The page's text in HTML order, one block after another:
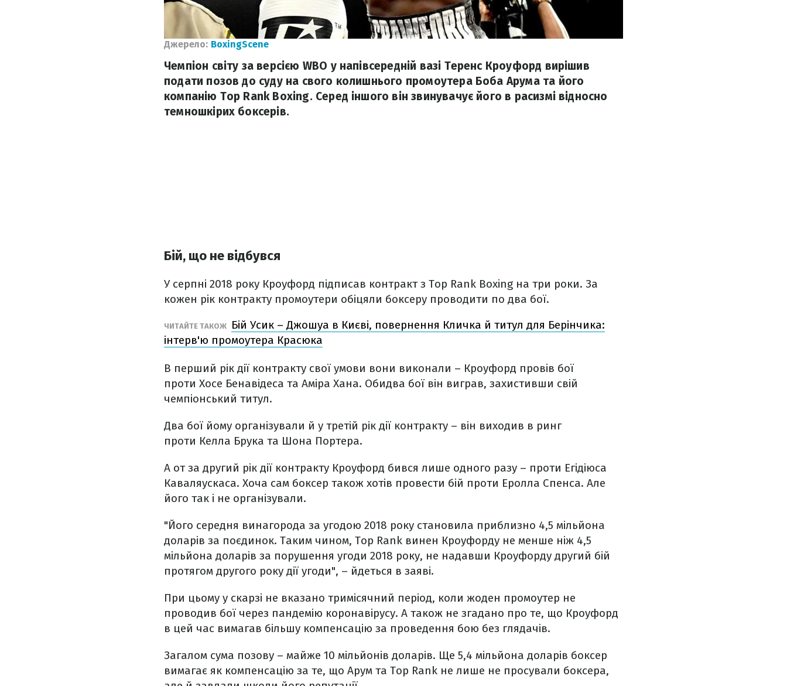
Джерело: BoxingScene
Чемпіон світу за версією WBO у напівсередній вазі Теренс Кроуфорд вирішив
подати позов до суду на свого колишнього промоутера Боба Арума та його
компанію Top Rank Boxing. Серед іншого він звинувачує його в расизмі відносно
темношкірих боксерів.
Бій, що не відбувся
У серпні 2018 року Кроуфорд підписав контракт з Top Rank Boxing на три роки. За
кожен рік контракту промоутери обіцяли боксеру проводити по два бої.
ЧИТАЙТЕ ТАКОЖ
Бій Усик – Джошуа в Києві, повернення Кличка й титул для Берінчика:
інтерв'ю промоутера Красюка
В перший рік дії контракту свої умови вони виконали – Кроуфорд провів бої
проти Хосе Бенавідеса та Аміра Хана. Обидва бої він виграв, захистивши свій
чемпіонський титул.
Два бої йому організували й у третій рік дії контракту – він виходив в ринг
проти Келла Брука та Шона Портера.
А от за другий рік дії контракту Кроуфорд бився лише одного разу – проти Егідіюса
Каваляускаса. Хоча сам боксер також хотів провести бій проти Еролла Спенса. Але
його так і не організували.
"Його середня винагорода за угодою 2018 року становила приблизно 4,5 мільйона
доларів за поєдинок. Таким чином, Top Rank винен Кроуфорду не менше ніж 4,5
мільйона доларів за порушення угоди 2018 року, не надавши Кроуфорду другий бій
протягом другого року дії угоди", – йдеться в заяві.
При цьому у скарзі не вказано тримісячний період, коли жоден промоутер не
проводив бої через пандемію коронавірусу. А також не згадано про те, що Кроуфорд
в цей час вимагав більшу компенсацію за проведення бою без глядачів.
Загалом сума позову – майже 10 мільйонів доларів. Ще 5,4 мільйона доларів боксер
вимагає як компенсацію за те, що Арум та Top Rank не лише не просували боксера,